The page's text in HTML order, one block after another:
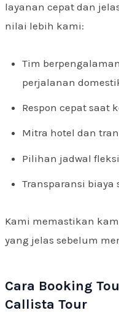
layanan cepat dan
nilai lebih kami:
Tim
perjalanan
Respon cepat saat
Mitra hotel dan
Pilihan jadwal
Transparansi biaya
Kami memastikan
yang jelas sebelum
Cara Booking
Callista Tour